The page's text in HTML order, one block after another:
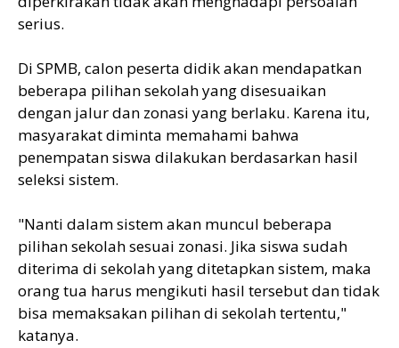
serius.
Di SPMB, calon peserta didik akan mendapatkan
beberapa pilihan sekolah yang disesuaikan
dengan jalur dan zonasi yang berlaku. Karena itu,
masyarakat diminta memahami bahwa
penempatan siswa dilakukan berdasarkan hasil
seleksi sistem.
"Nanti dalam sistem akan muncul beberapa
pilihan sekolah sesuai zonasi. Jika siswa sudah
diterima di sekolah yang ditetapkan sistem, maka
orang tua harus mengikuti hasil tersebut dan tidak
bisa memaksakan pilihan di sekolah tertentu,"
katanya.